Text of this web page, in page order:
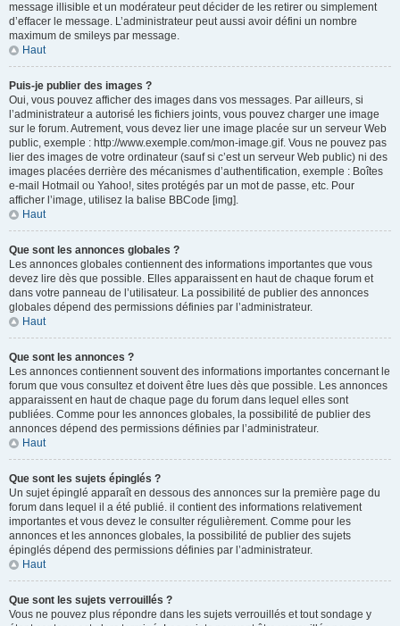
message illisible et un modérateur peut décider de les retirer ou simplement
d’effacer le message. L’administrateur peut aussi avoir défini un nombre
maximum de smileys par message.
Haut
Puis-je publier des images ?
Oui, vous pouvez afficher des images dans vos messages. Par ailleurs, si
l’administrateur a autorisé les fichiers joints, vous pouvez charger une image
sur le forum. Autrement, vous devez lier une image placée sur un serveur Web
public, exemple : http://www.exemple.com/mon-image.gif. Vous ne pouvez pas
lier des images de votre ordinateur (sauf si c’est un serveur Web public) ni des
images placées derrière des mécanismes d’authentification, exemple : Boîtes
e-mail Hotmail ou Yahoo!, sites protégés par un mot de passe, etc. Pour
afficher l’image, utilisez la balise BBCode [img].
Haut
Que sont les annonces globales ?
Les annonces globales contiennent des informations importantes que vous
devez lire dès que possible. Elles apparaissent en haut de chaque forum et
dans votre panneau de l’utilisateur. La possibilité de publier des annonces
globales dépend des permissions définies par l’administrateur.
Haut
Que sont les annonces ?
Les annonces contiennent souvent des informations importantes concernant le
forum que vous consultez et doivent être lues dès que possible. Les annonces
apparaissent en haut de chaque page du forum dans lequel elles sont
publiées. Comme pour les annonces globales, la possibilité de publier des
annonces dépend des permissions définies par l’administrateur.
Haut
Que sont les sujets épinglés ?
Un sujet épinglé apparaît en dessous des annonces sur la première page du
forum dans lequel il a été publié. il contient des informations relativement
importantes et vous devez le consulter régulièrement. Comme pour les
annonces et les annonces globales, la possibilité de publier des sujets
épinglés dépend des permissions définies par l’administrateur.
Haut
Que sont les sujets verrouillés ?
Vous ne pouvez plus répondre dans les sujets verrouillés et tout sondage y